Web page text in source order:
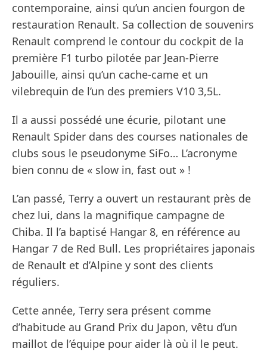
contemporaine, ainsi qu’un ancien fourgon de
restauration Renault. Sa collection de souvenirs
Renault comprend le contour du cockpit de la
première F1 turbo pilotée par Jean-Pierre
Jabouille, ainsi qu’un cache-came et un
vilebrequin de l’un des premiers V10 3,5L.
Il a aussi possédé une écurie, pilotant une
Renault Spider dans des courses nationales de
clubs sous le pseudonyme SiFo… L’acronyme
bien connu de « slow in, fast out » !
L’an passé, Terry a ouvert un restaurant près de
chez lui, dans la magnifique campagne de
Chiba. Il l’a baptisé Hangar 8, en référence au
Hangar 7 de Red Bull. Les propriétaires japonais
de Renault et d’Alpine y sont des clients
réguliers.
Cette année, Terry sera présent comme
d’habitude au Grand Prix du Japon, vêtu d’un
maillot de l’équipe pour aider là où il le peut.